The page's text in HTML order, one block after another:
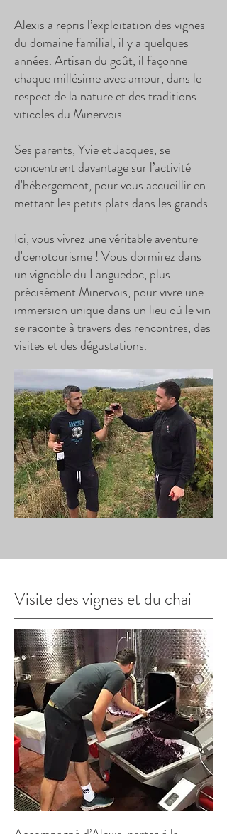
Alexis a repris l’exploitation des vignes
du domaine familial, il y a quelques
années. Artisan du goût, il façonne
chaque millésime avec amour, dans le
respect de la nature et des traditions
viticoles du Minervois.
Ses parents, Yvie et Jacques, se
concentrent davantage sur l’activité
d'hébergement, pour vous accueillir en
mettant les petits plats dans les grands.
Ici, vous vivrez une véritable aventure
d'oenotourisme ! Vous dormirez dans
un vignoble du Languedoc, plus
précisément Minervois, pour vivre une
immersion unique dans un lieu où le vin
se raconte à travers des rencontres, des
visites et des dégustations.
Visite des vignes et du chai